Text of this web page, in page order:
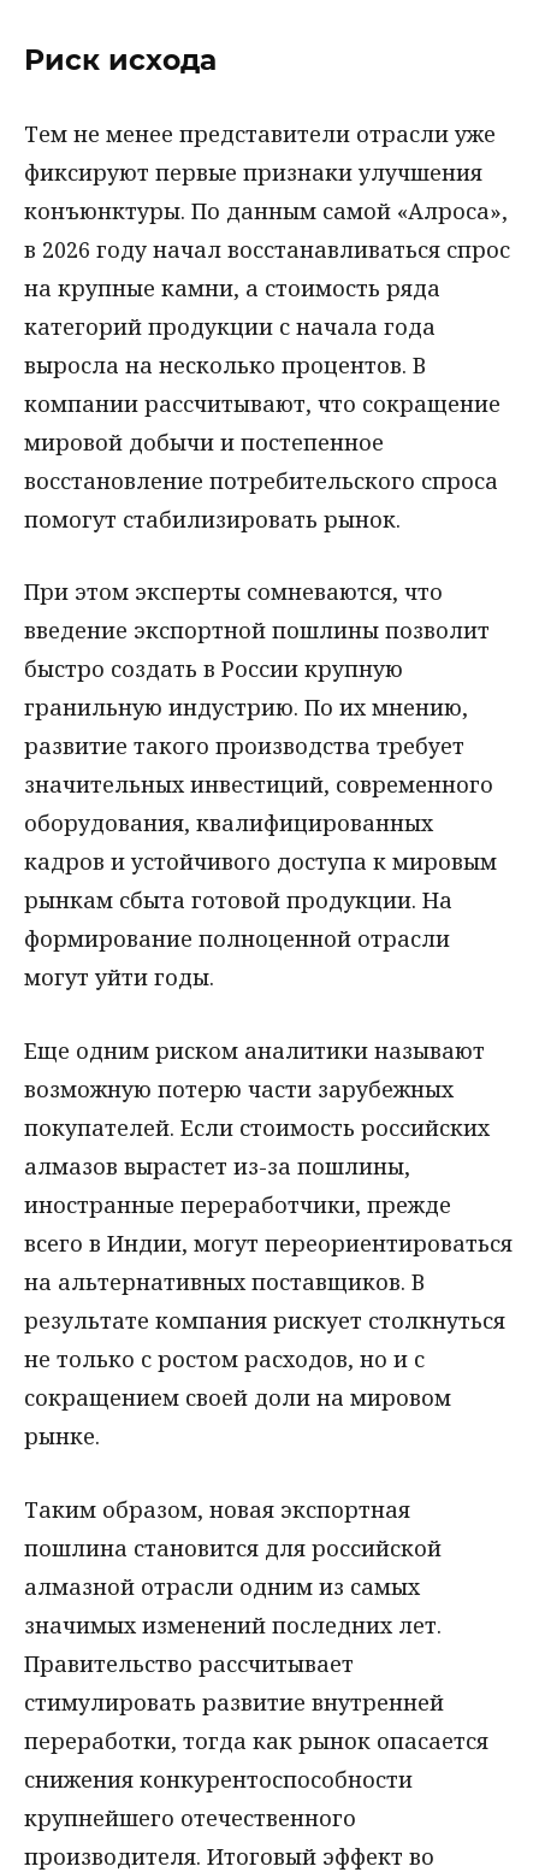
Риск исхода
Тем не менее представители отрасли уже
фиксируют первые признаки улучшения
конъюнктуры. По данным самой «Алроса»,
в 2026 году начал восстанавливаться спрос
на крупные камни, а стоимость ряда
категорий продукции с начала года
выросла на несколько процентов. В
компании рассчитывают, что сокращение
мировой добычи и постепенное
восстановление потребительского спроса
помогут стабилизировать рынок.
При этом эксперты сомневаются, что
введение экспортной пошлины позволит
быстро создать в России крупную
гранильную индустрию. По их мнению,
развитие такого производства требует
значительных инвестиций, современного
оборудования, квалифицированных
кадров и устойчивого доступа к мировым
рынкам сбыта готовой продукции. На
формирование полноценной отрасли
могут уйти годы.
Еще одним риском аналитики называют
возможную потерю части зарубежных
покупателей. Если стоимость российских
алмазов вырастет из-за пошлины,
иностранные переработчики, прежде
всего в Индии, могут переориентироваться
на альтернативных поставщиков. В
результате компания рискует столкнуться
не только с ростом расходов, но и с
сокращением своей доли на мировом
рынке.
Таким образом, новая экспортная
пошлина становится для российской
алмазной отрасли одним из самых
значимых изменений последних лет.
Правительство рассчитывает
стимулировать развитие внутренней
переработки, тогда как рынок опасается
снижения конкурентоспособности
крупнейшего отечественного
производителя. Итоговый эффект во